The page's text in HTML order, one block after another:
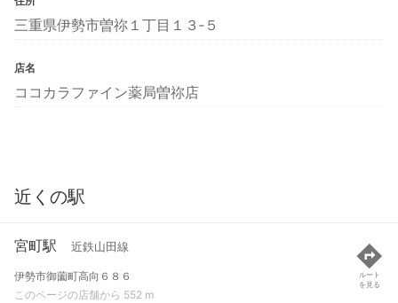
三重県伊勢市曽祢１丁目１３‐５
店名
ココカラファイン薬局曽祢店
近くの駅
宮町駅 近鉄山田線
伊勢市御薗町高向６８６
このページの店舗から 552 m
ルート
を見る